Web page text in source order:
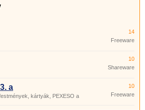
14
Freeware
10
Shareware
a
kártyák, PEXESO a
10
Freeware